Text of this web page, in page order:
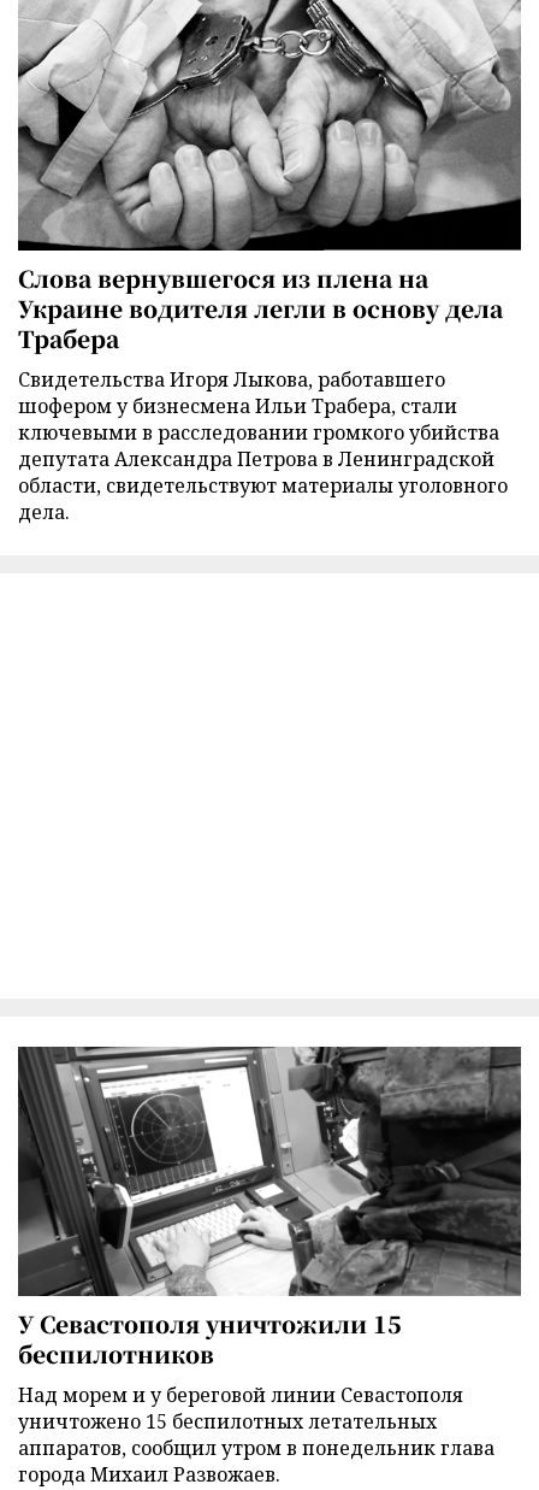
Слова вернувшегося из плена на
Украине водителя легли в основу дела
Трабера
Свидетельства Игоря Лыкова, работавшего
шофером у бизнесмена Ильи Трабера, стали
ключевыми в расследовании громкого убийства
депутата Александра Петрова в Ленинградской
области, свидетельствуют материалы уголовного
дела.
У Севастополя уничтожили 15
беспилотников
Над морем и у береговой линии Севастополя
уничтожено 15 беспилотных летательных
аппаратов, сообщил утром в понедельник глава
города Михаил Развожаев.